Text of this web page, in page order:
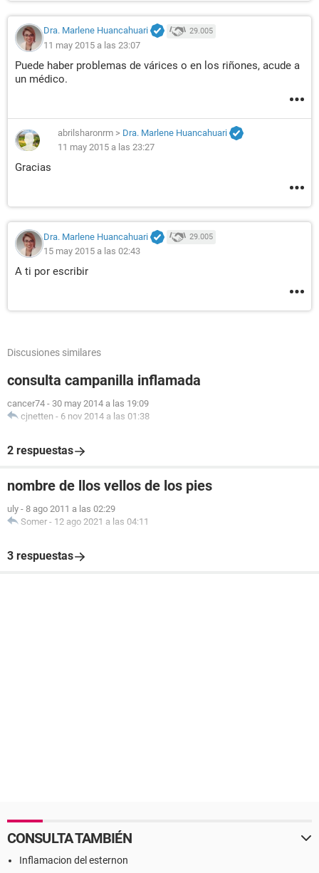
Dra. Marlene Huancahuari 29.005
11 may 2015 a las 23:07
Puede haber problemas de várices o en los riñones, acude a
un médico.
abrilsharonrm > Dra. Marlene Huancahuari
11 may 2015 a las 23:27
Gracias
Dra. Marlene Huancahuari 29.005
15 may 2015 a las 02:43
A ti por escribir
Discusiones similares
consulta campanilla inflamada
cancer74 - 30 may 2014 a las 19:09
cjnetten - 6 nov 2014 a las 01:38
2 respuestas
nombre de llos vellos de los pies
uly - 8 ago 2011 a las 02:29
Somer - 12 ago 2021 a las 04:11
3 respuestas
CONSULTA TAMBIÉN
Inflamacion del esternon